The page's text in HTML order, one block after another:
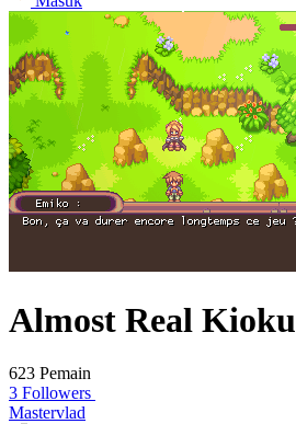
Almost Real Kioku
623 Pemain
3 Followers
Mastervlad